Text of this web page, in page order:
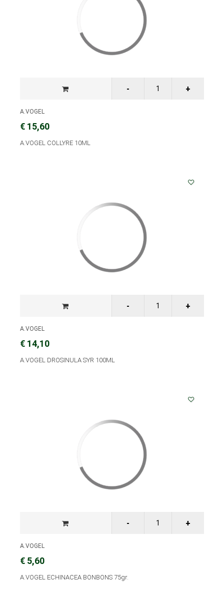
A.VOGEL
€ 15,60
A.VOGEL COLLYRE 10ML
A.VOGEL
€ 14,10
A.VOGEL DROSINULA SYR 100ML
A.VOGEL
€ 5,60
A.VOGEL ECHINACEA BONBONS 75gr.